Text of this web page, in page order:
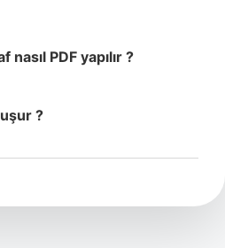
PDF yapılır ?
?